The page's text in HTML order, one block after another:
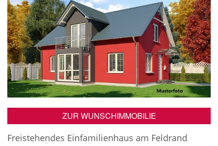
ZUR WUNSCHIMMOBILIE
Freistehendes Einfamilienhaus am Feldrand